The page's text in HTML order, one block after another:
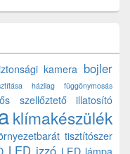
kamera bojler
házilag
függönymosás
szellőztető
illatosító
klímakészülék
tisztítószer
LED izzó LED lámpa